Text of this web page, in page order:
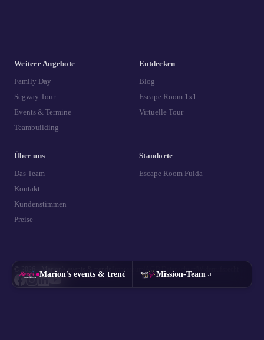
Weitere Angebote
Family Day
Segway Tour
Events & Termine
Teambuilding
Entdecken
Blog
Escape Room 1x1
Virtuelle Tour
Über uns
Das Team
Kontakt
Kundenstimmen
Preise
Standorte
Escape Room Fulda
© 2026 - Marion's events & trends Impressum AGB Datenschutz
Marion's events & trends Mission-Team